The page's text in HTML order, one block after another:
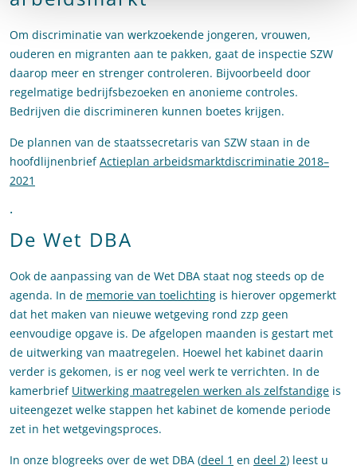
Om discriminatie van werkzoekende jongeren, vrouwen,
ouderen en migranten aan te pakken, gaat de inspectie SZW
daarop meer en strenger controleren. Bijvoorbeeld door
regelmatige bedrijfsbezoeken en anonieme controles.
Bedrijven die discrimineren kunnen boetes krijgen.
De plannen van de staatssecretaris van SZW staan in de
hoofdlijnenbriefActieplan arbeidsmarktdiscriminatie 2018–
2021
.
De Wet DBA
Ook de aanpassing van de Wet DBA staat nog steeds op de
agenda. In de memorie van toelichting is hierover opgemerkt
dat het maken van nieuwe wetgeving rond zzp geen
eenvoudige opgave is. De afgelopen maanden is gestart met
de uitwerking van maatregelen. Hoewel het kabinet daarin
verder is gekomen, is er nog veel werk te verrichten. In de
kamerbrief Uitwerking maatregelen werken als zelfstandige is
uiteengezet welke stappen het kabinet de komende periode
zet in het wetgevingsproces.
In onze blogreeks over de wet DBA (deel 1 en deel 2) leest u